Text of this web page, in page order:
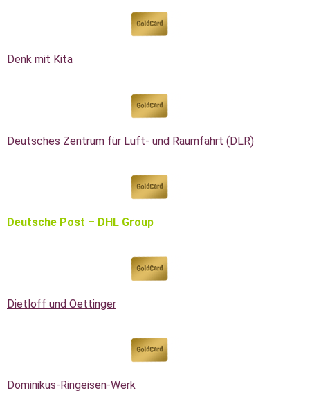
Denk mit Kita
Deutsches Zentrum für Luft- und Raumfahrt (DLR)
Deutsche Post – DHL Group
Dietloff und Oettinger
Dominikus-Ringeisen-Werk